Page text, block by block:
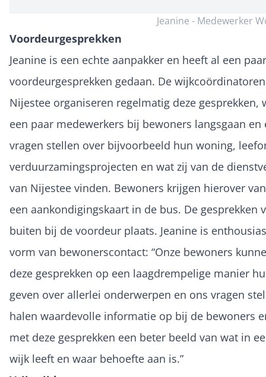
Jeanine - Medewerker
Voordeurgesprekken
Jeanine is een echte aanpakker en heeft al een
voordeurgesprekken gedaan. De
Nijestee organiseren regelmatig deze gesprekken,
een paar medewerkers bij bewoners langsgaan en
vragen stellen over bijvoorbeeld hun woning,
verduurzamingsprojecten en wat zij van de
van Nijestee vinden. Bewoners krijgen hierover
een aankondigingskaart in de bus. De gesprekken
buiten bij de voordeur plaats. Jeanine is
vorm van bewonerscontact: “Onze bewoners
deze gesprekken op een laagdrempelige manier
geven over allerlei onderwerpen en ons vragen
halen waardevolle informatie op bij de bewoners
met deze gesprekken een beter beeld van wat in
wijk leeft en waar behoefte aan is.”